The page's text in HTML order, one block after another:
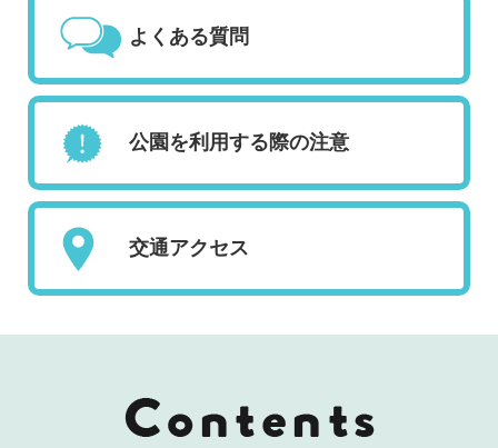
よくある質問
公園を利用する際の注意
交通アクセス